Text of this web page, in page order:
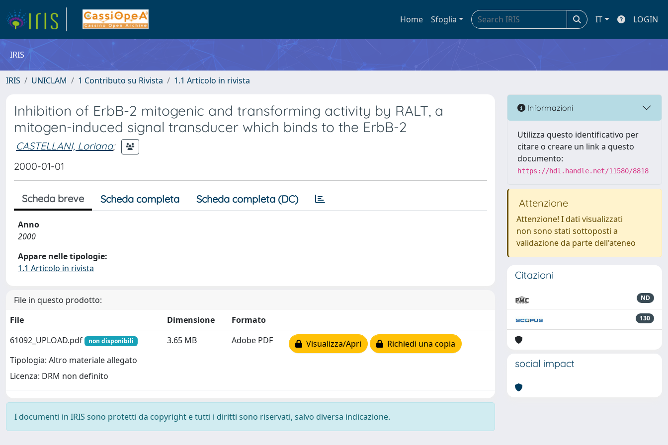
Home Sfoglia IT LOGIN
IRIS
IRIS UNICLAM 1 Contributo su Rivista 1.1 Articolo in rivista
Inhibition of ErbB-2 mitogenic and transforming activity by RALT, a
mitogen-induced signal transducer which binds to the ErbB-2
CASTELLANI, Loriana;
2000-01-01
Scheda breve Scheda completa Scheda completa (DC)
Anno
2000
Appare nelle tipologie:
1.1 Articolo in rivista
File in questo prodotto:
File
Dimensione
Formato
61092_UPLOAD.pdf
non disponibili
Tipologia: Altro materiale allegato
Licenza: DRM non definito
3.65 MB Adobe PDF Visualizza/Apri Richiedi una copia
I documenti in IRIS sono protetti da copyright e tutti i diritti sono riservati, salvo diversa indicazione.
Informazioni
Utilizza questo identificativo per
citare o creare un link a questo
documento:
https://hdl.handle.net/11580/8818
Attenzione
Attenzione! I dati visualizzati
non sono stati sottoposti a
validazione da parte dell'ateneo
Citazioni
ND
130
social impact